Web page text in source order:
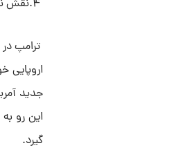
ترامپ
اروپایی
این رو
گیرد.